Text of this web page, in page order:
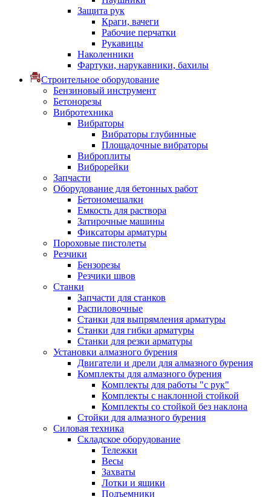
Защита рук
Краги, вачеги
Рабочие перчатки
Рукавицы
Наколенники
Фартуки, нарукавники, бахилы
Строительное оборудование
Бензиновый инструмент
Бетонорезы
Вибротехника
Вибраторы
Вибраторы глубинные
Площадочные вибраторы
Виброплиты
Виброрейки
Запчасти
Оборудование для бетонных работ
Бетономешалки
Емкость для раствора
Затирочные машины
Фиксаторы арматуры
Пороховые пистолеты
Резчики
Бензорезы
Резчики швов
Станки
Запчасти для станков
Распиловочные
Станки для выпрямления арматуры
Станки для гибки арматуры
Станки для резки арматуры
Установки алмазного бурения
Двигатели и дрели для алмазного бурения
Комплекты для алмазного бурения
Комплекты для работы "с рук"
Комплекты с наклонной стойкой
Комплекты со стойкой без наклона
Стойки для алмазного бурения
Силовая техника
Складское оборудование
Тележки
Весы
Захваты
Лотки и ящики
Подъемники